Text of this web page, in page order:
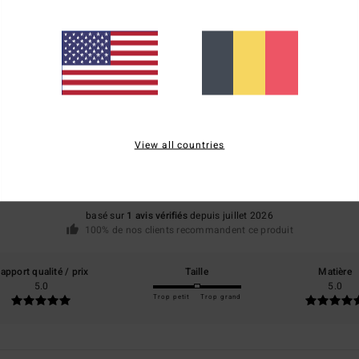
5.0
basé sur 1 avis vérifiésdepuis juillet 2026
100% de nos clients recommandent ce produit
qualité / prix
5.0
Taille
Trop petit Trop grand
Matière
5.0
View all countries